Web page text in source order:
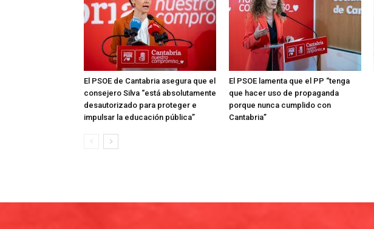
El PSOE de Cantabria asegura que el
consejero Silva “está absolutamente
desautorizado para proteger e
impulsar la educación pública”
El PSOE lamenta que el PP “tenga
que hacer uso de propaganda
porque nunca cumplido con
Cantabria”